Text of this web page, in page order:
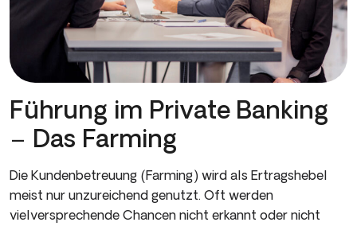
Führung im Private Banking
– Das Farming
Die Kundenbetreuung (Farming) wird als Ertragshebel
meist nur unzureichend genutzt. Oft werden
vielversprechende Chancen nicht erkannt oder nicht